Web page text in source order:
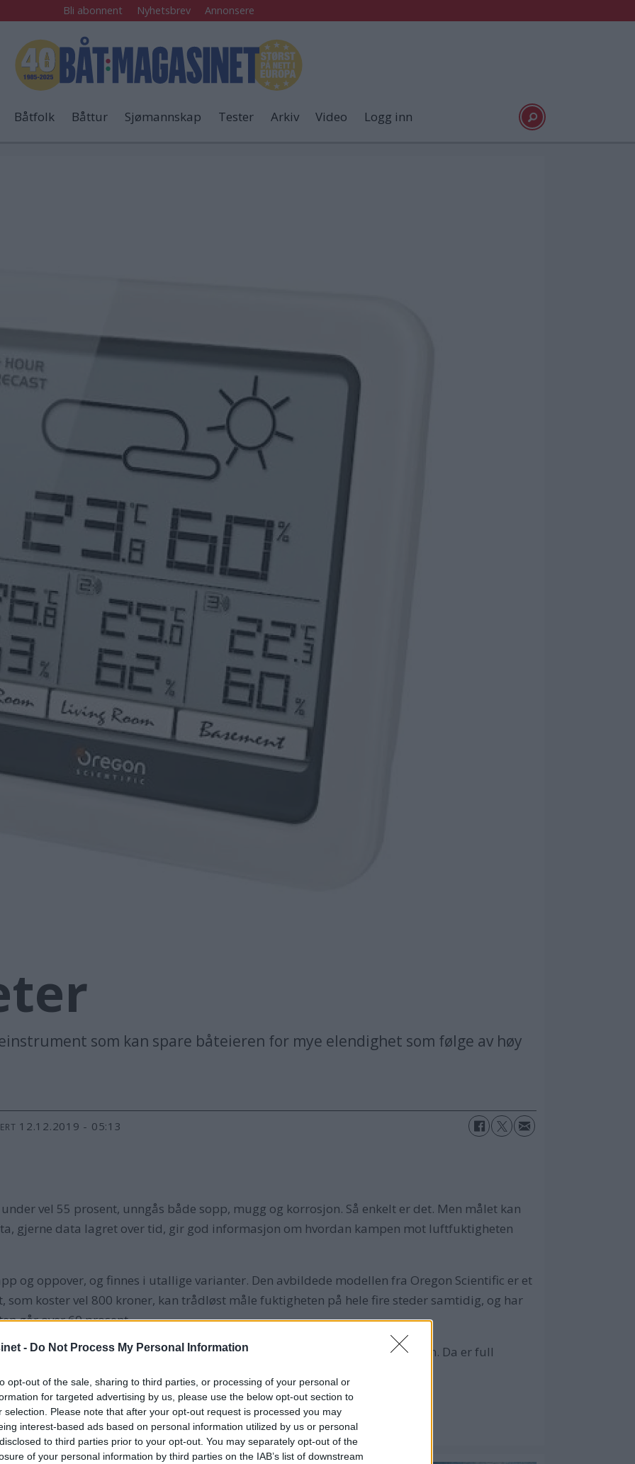
- Do Not Process My Personal Information
opt-out of the sale, sharing to third parties, or processing of your personal or
for targeted advertising by us, please use the below opt-out section to
selection. Please note that after your opt-out request is processed you may
interest-based ads based on personal information utilized by us or personal
to third parties prior to your opt-out. You may separately opt-out of the
of your personal information by third parties on the IAB’s list of downstream
Bli abonnent Nyhetsbrev Annonsere
Båtfolk Båttur Sjømannskap Tester Arkiv Video Logg inn
som kan spare båteieren for mye elendighet som følge av høy
12.12.2019 - 05:13
vel 55 prosent, unngås både sopp, mugg og korrosjon. Så enkelt er det. Men målet kan
gjerne data lagret over tid, gir god informasjon om hvordan kampen mot luftfuktigheten
og oppover, og finnes i utallige varianter. Den avbildede modellen fra Oregon Scientific er et
som koster vel 800 kroner, kan trådløst måle fuktigheten på hele fire steder samtidig, og har
går over 60 prosent.
for eksempel én sensor under en køye, én i motorrommet og én i et stuerom. Da er full